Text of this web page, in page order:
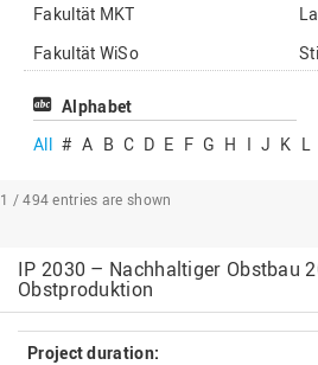
Fakultät MKT
Fakultät WiSo
Institut für Musik
Alphabet
All # A B C D E F G H I J K L
1 / 494 entries are shown
IP 2030 – Nachhaltiger Obstbau
Obstproduktion
Project duration: